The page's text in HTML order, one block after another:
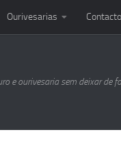
Ourivesarias Contacto
e ourivesaria sem deixar de